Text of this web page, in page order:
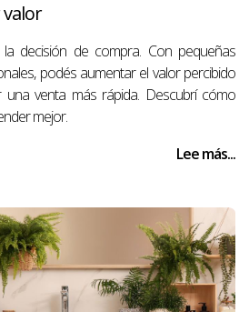
decisión de compra. Con pequeñas
podés aumentar el valor percibido
venta más rápida. Descubrí cómo
mejor.
Lee más...